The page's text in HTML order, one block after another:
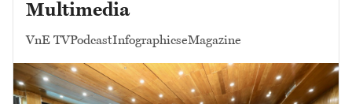
Multimedia
VnE TVPodcastInfographicseMagazine